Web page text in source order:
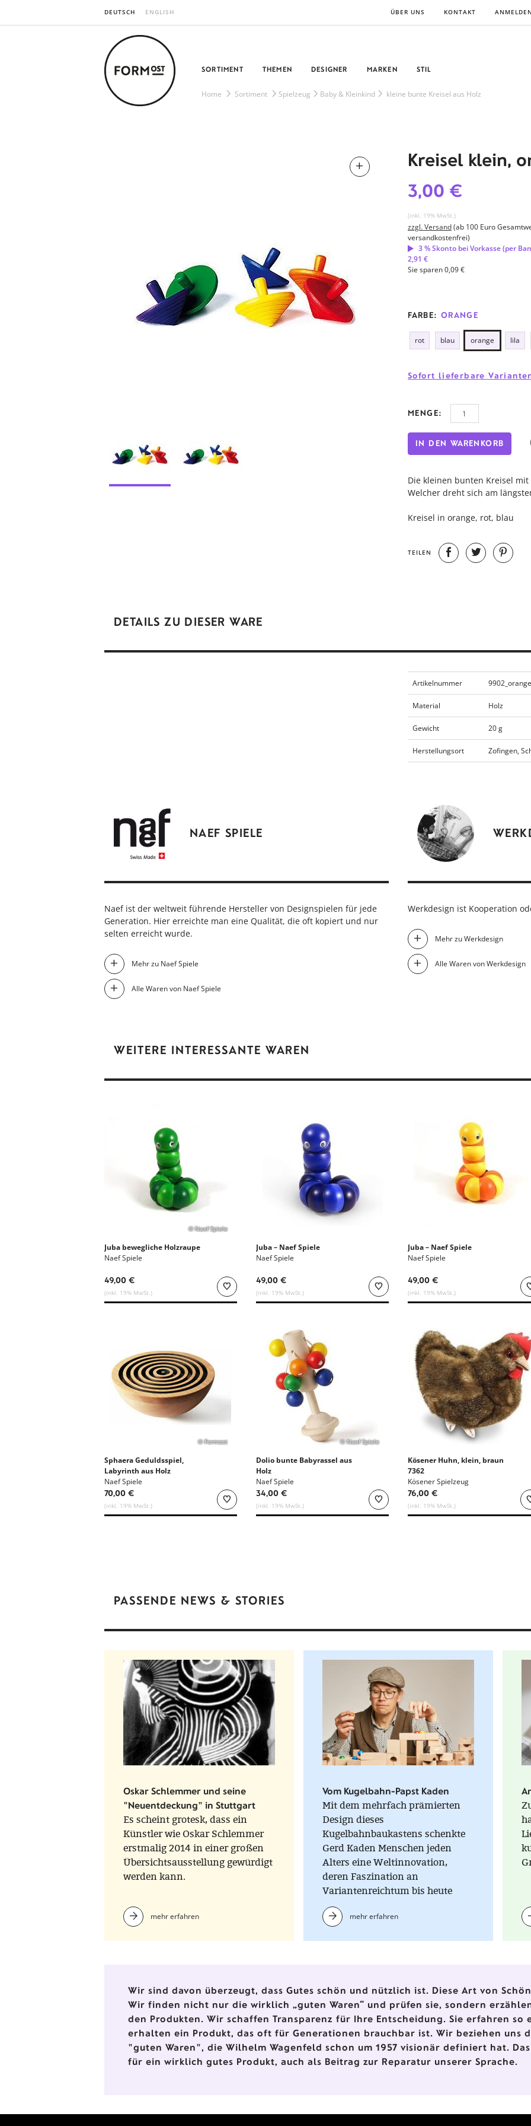
DEUTSCH ENGLISH ÜBER UNS KONTAKT ANMELDEN
SORTIMENT THEMEN DESIGNER MARKEN STIL
Home Sortiment Spielzeug Baby & Kleinkind kleine bunte Kreisel aus Holz
Kreisel klein,
3,00 €
(inkl. 19% MwSt.)
zzgl. Versand(ab 100 Euro
versandkostenfrei)
3 % Skonto bei Vorkasse (per
2,91 €
Sie sparen 0,09 €
FARBE: ORANGE
rot blau orange lila
Sofort lieferbare
MENGE:
IN DEN WARENKORB
Die kleinen bunten Kreisel
Welcher dreht sich am
Kreisel in orange, rot, blau
TEILEN
DETAILS ZU DIESER WARE
Artikelnummer 9902_orange
Material Holz
Gewicht 20 g
Herstellungsort Zofingen,
NAEF SPIELE
Naef ist der weltweit führende Hersteller von Designspielen für jede
Generation. Hier erreichte man eine Qualität, die oft kopiert und nur
selten erreicht wurde.
Mehr zu Naef Spiele
Alle Waren von Naef Spiele
Werkdesign ist Kooperation
Mehr zu Werkdesign
Alle Waren von Werkdesign
WEITERE INTERESSANTE WAREN
© Naef Spiele
Juba bewegliche Holzraupe
Naef Spiele
49,00 €
(inkl. 19% MwSt.)
Juba – Naef Spiele
Naef Spiele
49,00 €
(inkl. 19% MwSt.)
Juba – Naef Spiele
Naef Spiele
49,00 €
(inkl. 19% MwSt.)
© Formost
Sphaera Geduldsspiel,
Labyrinth aus Holz
Naef Spiele
70,00 €
(inkl. 19% MwSt.)
© Naef Spiele
Dolio bunte Babyrassel aus
Holz
Naef Spiele
34,00 €
(inkl. 19% MwSt.)
Kösener Huhn, klein, braun
7362
Kösener Spielzeug
76,00 €
(inkl. 19% MwSt.)
PASSENDE NEWS & STORIES
Oskar Schlemmer und seine
"Neuentdeckung" in Stuttgart
Es scheint grotesk, dass ein
Künstler wie Oskar Schlemmer
erstmalig 2014 in einer großen
Übersichtsausstellung gewürdigt
werden kann.
mehr erfahren
Vom Kugelbahn-Papst Kaden
Mit dem mehrfach prämierten
Design dieses
Kugelbahnbaukastens schenkte
Gerd Kaden Menschen jeden
Alters eine Weltinnovation,
deren Faszination an
Variantenreichtum bis heute
ungebrochen ist. Höher, länger,
verrückter - Hauptsache die
mehr erfahren
Wir sind davon überzeugt, dass Gutes schön und nützlich ist. Diese Art von
Wir finden nicht nur die wirklich „guten Waren“ und prüfen sie, sondern
den Produkten. Wir schaffen Transparenz für Ihre Entscheidung. Sie erfahren so
erhalten ein Produkt, das oft für Generationen brauchbar ist. Wir beziehen uns
"guten Waren", die Wilhelm Wagenfeld schon um 1957 visionär definiert hat.
für ein wirklich gutes Produkt, auch als Beitrag zur Reparatur unserer Sprache.